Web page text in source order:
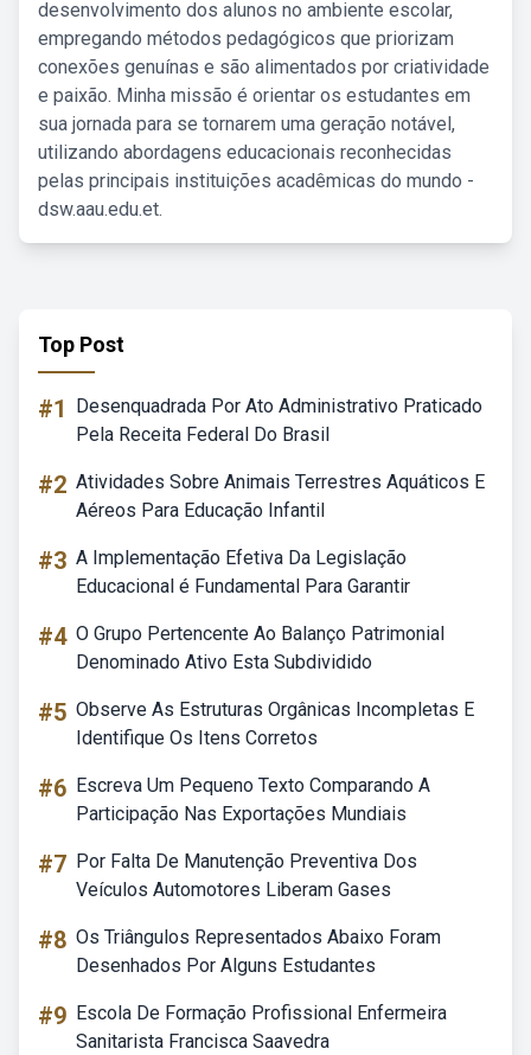
desenvolvimento dos alunos no ambiente escolar,
empregando métodos pedagógicos que priorizam
conexões genuínas e são alimentados por criatividade
e paixão. Minha missão é orientar os estudantes em
sua jornada para se tornarem uma geração notável,
utilizando abordagens educacionais reconhecidas
pelas principais instituições acadêmicas do mundo -
dsw.aau.edu.et.
Top Post
#1
Desenquadrada Por Ato Administrativo Praticado
Pela Receita Federal Do Brasil
#2 Atividades Sobre Animais Terrestres Aquáticos E
Aéreos Para Educação Infantil
#3 A Implementação Efetiva Da Legislação
Educacional é Fundamental Para Garantir
#4 O Grupo Pertencente Ao Balanço Patrimonial
Denominado Ativo Esta Subdividido
#5 Observe As Estruturas Orgânicas Incompletas E
Identifique Os Itens Corretos
#6 Escreva Um Pequeno Texto Comparando A
Participação Nas Exportações Mundiais
#7 Por Falta De Manutenção Preventiva Dos
Veículos Automotores Liberam Gases
#8 Os Triângulos Representados Abaixo Foram
Desenhados Por Alguns Estudantes
#9 Escola De Formação Profissional Enfermeira
Sanitarista Francisca Saavedra